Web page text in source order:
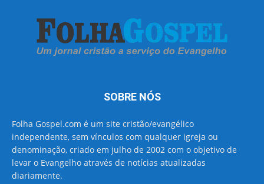
SOBRE NÓS
Folha Gospel.com é um site cristão/evangélico
independente, sem vínculos com qualquer igreja ou
denominação, criado em julho de 2002 com o objetivo de
levar o Evangelho através de notícias atualizadas
diariamente.